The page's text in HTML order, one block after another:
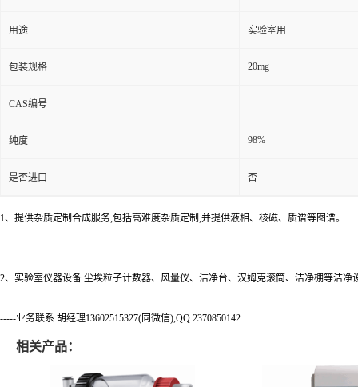
用途 实验室用
包装规格 20mg
CAS编号
纯度 98%
是否进口 否
1、提供杂质定制合成服务,包括高难度杂质定制,并提供液相、核磁、质谱等图谱。
2、实验室仪器设备:尘埃粒子计数器、风量仪、洁净台、汉姆克滚筒、洁净棚等洁
-----业务联系:胡经理13602515327(同微信),QQ:2370850142
相关产品：